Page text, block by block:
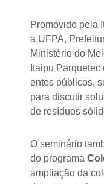
Promovido pela
a UFPA,
Ministério do
Itaipu
entes públicos,
para discutir
de resíduos
O seminário
do programa
ampliação da